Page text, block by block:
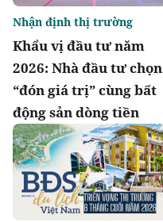
Khẩu vị đầu tư năm
2026: Nhà đầu tư chọn
“đón giá trị” cùng bất
động sản dòng tiền
Nhận định thị trường